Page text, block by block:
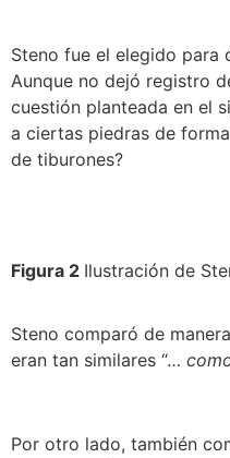
Steno fue el elegido para
Aunque no dejó registro
cuestión planteada en el
a ciertas piedras de
de tiburones?
Figura 2 Ilustración de
Steno comparó de
eran tan similares “…
Por otro lado, también